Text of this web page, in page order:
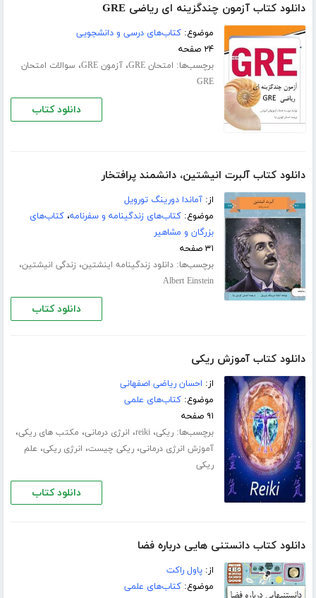
دانلود کتاب آزمون چندگزینه ای ریاضی GRE
موضوع:کتاب‌های درسی و دانشجویی
۲۴ صفحه
برچسب‌ها: امتحان GRE ،آزمون GRE ، سوالات امتحان
GRE
دانلود کتاب
دانلود کتاب آلبرت انیشتین، دانشمند پرافتخار
از:آماندا دورینگ تورویل
موضوع:کتاب‌های زندگینامه و سفرنامه،کتاب‌های
بزرگان و مشاهیر
۳۱ صفحه
برچسب‌ها:دانلود زندگینامه اینشتین، زندگی انیشتین،
Albert Einstein
دانلود کتاب
دانلود کتاب آموزش ریکی
از: احسان ریاضی اصفهانی
موضوع:کتاب‌های علمی
۹۱ صفحه
برچسب‌ها:ریکی،reiki، انرژی درمانی، مکتب های ریکی،
آموزش انرژی درمانی،ریکی چیست، انرژی ریکی، علم
ریکی
دانلود کتاب
دانلود کتاب دانستنی هایی درباره فضا
از:پاول راکت
موضوع:کتاب‌های علمی